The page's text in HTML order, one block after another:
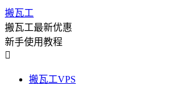
搬瓦工
搬瓦工最新优惠
新手使用教程

搬瓦工VPS